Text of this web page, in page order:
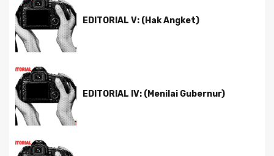
EDITORIAL V: (Hak Angket)
EDITORIAL IV: (Menilai Gubernur)